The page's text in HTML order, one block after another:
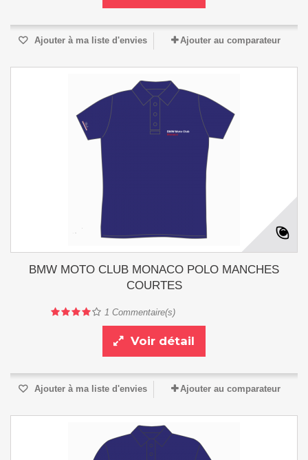
Ajouter à ma liste d'envies Ajouter au comparateur
BMW MOTO CLUB MONACO POLO MANCHES
COURTES
1 Commentaire(s)
Voir détail
Ajouter à ma liste d'envies Ajouter au comparateur